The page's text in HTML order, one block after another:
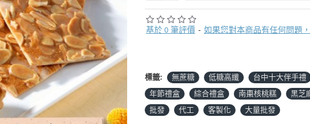
基於 0 筆評價 - 如果您對本商品有任何問題
標籤: 無蔗糖 低糖高纖 台中十大伴手禮
年節禮盒
綜合禮盒 南棗核桃糕 黑芝
批發
代工 客製化 大量批發